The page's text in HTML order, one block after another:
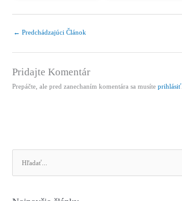
← Predchádzajúci Článok
Pridajte Komentár
Prepáčte, ale pred zanechaním komentára sa musíte prihlásiť